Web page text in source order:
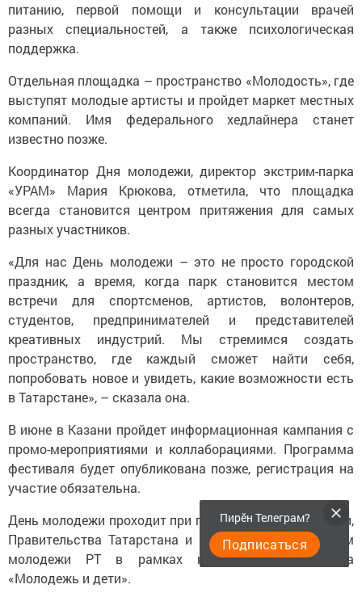
питанию, первой помощи и консультации врачей
разных специальностей, а также психологическая
поддержка.
Отдельная площадка – пространство «Молодость», где
выступят молодые артисты и пройдет маркет местных
компаний. Имя федерального хедлайнера станет
известно позже.
Координатор Дня молодежи, директор экстрим-парка
«УРАМ» Мария Крюкова, отметила, что площадка
всегда становится центром притяжения для самых
разных участников.
«Для нас День молодежи – это не просто городской
праздник, а время, когда парк становится местом
встречи для спортсменов, артистов, волонтеров,
студентов, предпринимателей и представителей
креативных индустрий. Мы стремимся создать
пространство, где каждый сможет найти себя,
попробовать новое и увидеть, какие возможности есть
в Татарстане», – сказала она.
В июне в Казани пройдет информационная кампания с
промо-мероприятиями и коллаборациями. Программа
фестиваля будет опубликована позже, регистрация на
участие обязательна.
День молодежи проходит при поддержке Росмолодежи,
Правительства Татарстана и Министерства по делам
молодежи РТ в рамках национального проекта
«Молодежь и дети».
Пирӗн Телеграм?
Подписаться